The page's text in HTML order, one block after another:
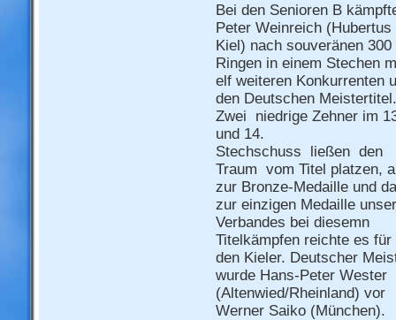
Bei den Senioren B
Peter Weinreich (Hubertus
Kiel) nach souveränen 300
Ringen in einem Stechen
elf weiteren Konkurrenten
den Deutschen Meistertitel.
Zwei niedrige Zehner im
und 14.
Stechschuss ließen den
Traum vom Titel platzen,
zur Bronze-Medaille und
zur einzigen Medaille
Verbandes bei diesemn
Titelkämpfen reichte es für
den Kieler. Deutscher
wurde Hans-Peter Wester
(Altenwied/Rheinland) vor
Werner Saiko (München).